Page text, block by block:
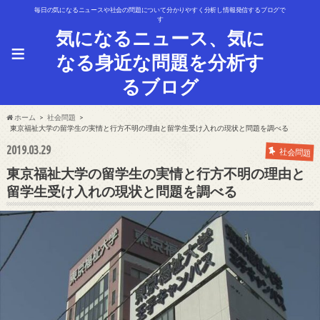
毎日の気になるニュースや社会の問題について分かりやすく分析し情報発信するブログで
す
気になるニュース、気に
なる身近な問題を分析す
るブログ
≡
ホーム
社会問題
東京福祉大学の留学生の実情と行方不明の理由と留学生受け入れの現状と問題を調べる
2019.03.29 社会問題
東京福祉大学の留学生の実情と行方不明の理由と
留学生受け入れの現状と問題を調べる